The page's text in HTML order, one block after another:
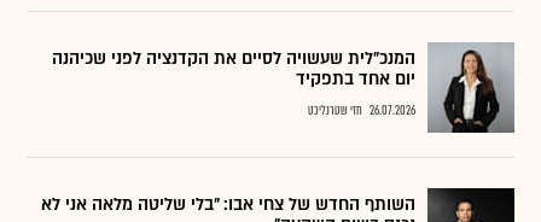
המנכ"לית שעשויה לסיים את הקדנציה לפני שכיהנה
יום אחד בתפקיד
26.07.2026 חזי שטרנליכט
השותף החדש של צחי אבו: "בלי שליטה מלאה אני לא